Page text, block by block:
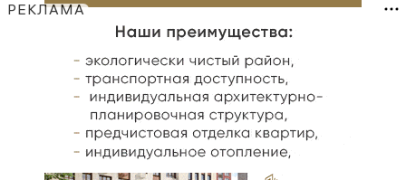
РЕКЛАМА